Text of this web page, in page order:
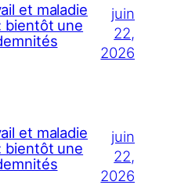
et maladie
bientôt une
juin
22,
2026
et maladie
bientôt une
juin
22,
2026